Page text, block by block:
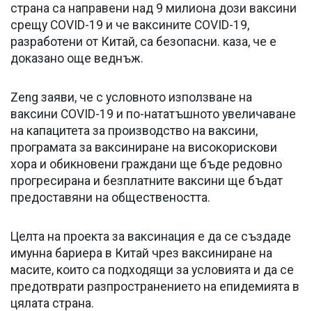
страна са направени над 9 милиона дози ваксини
срещу COVID-19 и че ваксините COVID-19,
разработени от Китай, са безопасни. каза, че е
доказано още веднъж.
Zeng заяви, че с условното използване на
ваксини COVID-19 и по-нататъшното увеличаване
на капацитета за производство на ваксини,
програмата за ваксиниране на високорискови
хора и обикновени граждани ще бъде редовно
прогресирана и безплатните ваксини ще бъдат
предоставяни на обществеността.
Целта на проекта за ваксинация е да се създаде
имунна бариера в Китай чрез ваксиниране на
масите, които са подходящи за условията и да се
предотврати разпространението на епидемията в
цялата страна.